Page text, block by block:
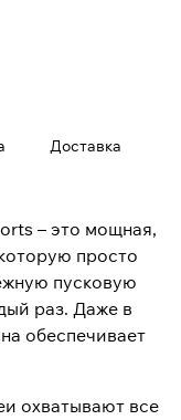
Доставка
– это мощная,
просто
пусковую
раз. Даже в
обеспечивает
охватывают все